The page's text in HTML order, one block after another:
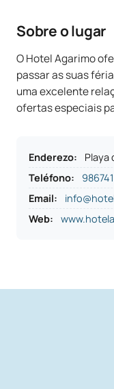
Sobre o lugar
O Hotel Agarimo
passar as suas
uma excelente
ofertas especiais
Enderezo:
Playa
Teléfono:
Email:
Web: